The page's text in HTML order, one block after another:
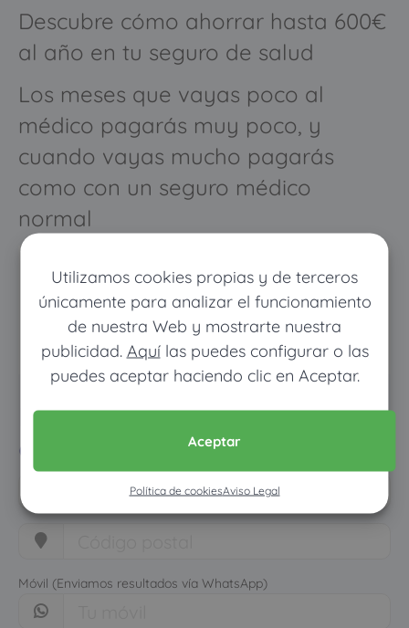
Utilizamos cookies propias y de terceros
únicamente para analizar el funcionamiento
de nuestra Web y mostrarte nuestra
publicidad. Aquílas puedes configurar o las
puedes aceptar haciendo clic en Aceptar.
Aceptar
Política de cookiesAviso Legal
Descubre cómo ahorrar hasta 600€
al año en tu seguro de salud
Los meses que vayas poco al
médico pagarás muy poco, y
cuando vayas mucho pagarás
como con un seguro médico
normal
Pon tus datos y descubre
cuánto dinero ahorrarías
Móvil (Enviamos resultados vía WhatsApp)